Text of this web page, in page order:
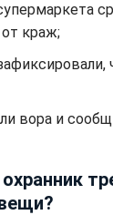
краж;
вора и